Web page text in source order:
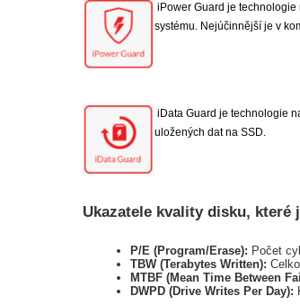
iPower Guard je
systému. Nejúčinnější je v
iData Guard je technologie
uložených dat na SSD.
Ukazatele kvality disku, které
P/E (Program/Erase): Počet
TBW (Terabytes Written):
MTBF (Mean Time Between
DWPD (Drive Writes Per Day):